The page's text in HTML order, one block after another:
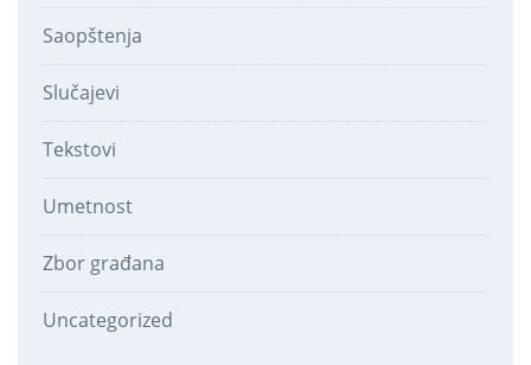
Saopštenja
Slučajevi
Tekstovi
Umetnost
Zbor građana
Uncategorized